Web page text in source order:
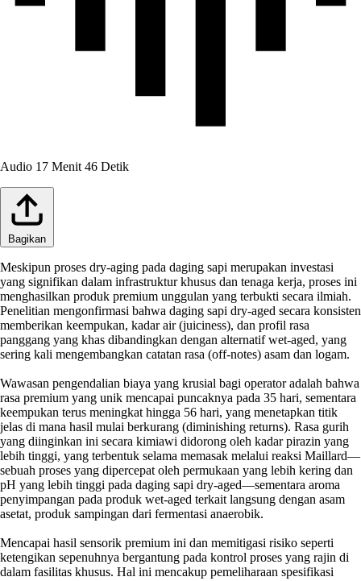
Audio 17 Menit 46 Detik
Bagikan
Meskipun proses dry-aging pada daging sapi merupakan investasi
yang signifikan dalam infrastruktur khusus dan tenaga kerja, proses ini
menghasilkan produk premium unggulan yang terbukti secara ilmiah.
Penelitian mengonfirmasi bahwa daging sapi dry-aged secara konsisten
memberikan keempukan, kadar air (juiciness), dan profil rasa
panggang yang khas dibandingkan dengan alternatif wet-aged, yang
sering kali mengembangkan catatan rasa (off-notes) asam dan logam.
Wawasan pengendalian biaya yang krusial bagi operator adalah bahwa
rasa premium yang unik mencapai puncaknya pada 35 hari, sementara
keempukan terus meningkat hingga 56 hari, yang menetapkan titik
jelas di mana hasil mulai berkurang (diminishing returns). Rasa gurih
yang diinginkan ini secara kimiawi didorong oleh kadar pirazin yang
lebih tinggi, yang terbentuk selama memasak melalui reaksi Maillard—
sebuah proses yang dipercepat oleh permukaan yang lebih kering dan
pH yang lebih tinggi pada daging sapi dry-aged—sementara aroma
penyimpangan pada produk wet-aged terkait langsung dengan asam
asetat, produk sampingan dari fermentasi anaerobik.
Mencapai hasil sensorik premium ini dan memitigasi risiko seperti
ketengikan sepenuhnya bergantung pada kontrol proses yang rajin di
dalam fasilitas khusus. Hal ini mencakup pemeliharaan spesifikasi